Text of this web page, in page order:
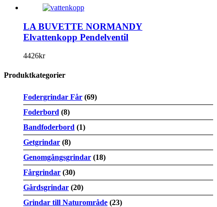
LA BUVETTE NORMANDY
Elvattenkopp Pendelventil
4426kr
Produktkategorier
Fodergrindar Får (69)
Foderbord (8)
Bandfoderbord (1)
Getgrindar (8)
Genomgångsgrindar (18)
Fårgrindar (30)
Gårdsgrindar (20)
Grindar till Naturområde (23)